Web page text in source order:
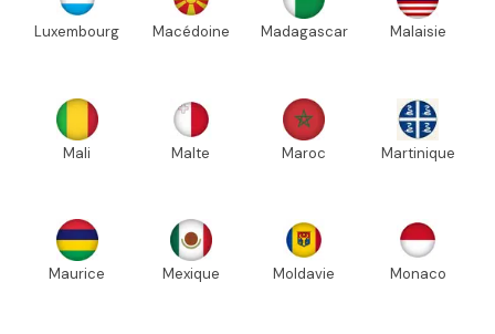
Luxembourg Macédoine Madagascar Malaisie
Mali Malte Maroc Martinique
Maurice Mexique Moldavie Monaco